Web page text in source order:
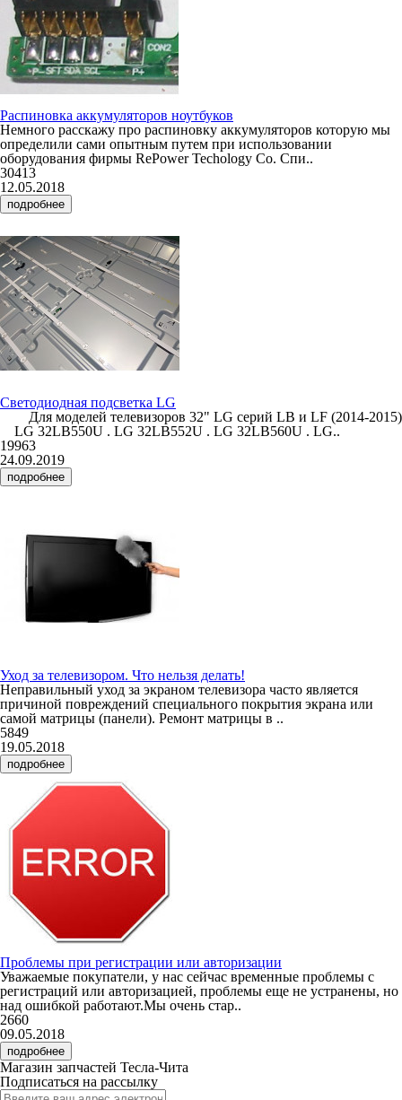
Распиновка аккумуляторов ноутбуков
Немного расскажу про распиновку аккумуляторов которую мы
определили сами опытным путем при использовании
оборудования фирмы RePower Techology Co. Спи..
30413
12.05.2018
подробнее
Светодиодная подсветка LG
Для моделей телевизоров 32" LG серий LB и LF (2014-2015)
LG 32LB550U . LG 32LB552U . LG 32LB560U . LG..
19963
24.09.2019
подробнее
Уход за телевизором. Что нельзя делать!
Неправильный уход за экраном телевизора часто является
причиной повреждений специального покрытия экрана или
самой матрицы (панели). Ремонт матрицы в ..
5849
19.05.2018
подробнее
Проблемы при регистрации или авторизации
Уважаемые покупатели, у нас сейчас временные проблемы с
регистраций или авторизацией, проблемы еще не устранены, но
над ошибкой работают.Мы очень стар..
2660
09.05.2018
подробнее
Магазин запчастей Тесла-Чита
Подписаться на рассылку